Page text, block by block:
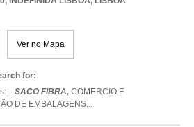
Ver no Mapa
for:
...SACO FIBRA, COMERCIO E
DE EMBALAGENS...